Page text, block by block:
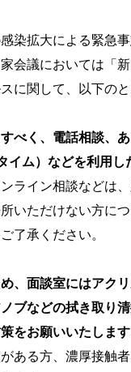
染拡大による緊急
会議においては「
に関して、以下の
べく、電話相談、
イム）などを利用し
ライン相談などは
いただけない方に
了承ください。
、面談室にはアク
ブなどの拭き取り
をお願いいたします
ある方、濃厚接触